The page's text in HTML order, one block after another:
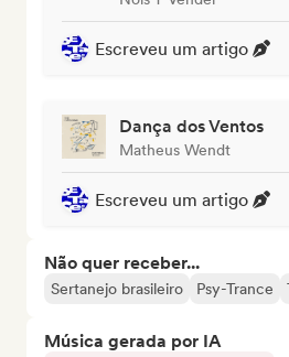
Escreveu um artigo
Dança dos Ventos
Matheus Wendt
Escreveu um artigo
Não quer receber...
Sertanejo brasileiro Psy-Trance
Música gerada por IA